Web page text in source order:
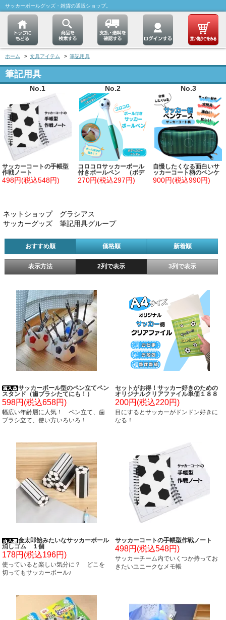
サッカーボールグッズ・雑貨の通販ショップ。
ホーム > 文具アイテム > 筆記用具
筆記用具
No.1
サッカーコートの手帳型
作戦ノート
498円(税込548円)
No.2
コロコロサッカーボール
付きボールペン （ボデ
ィカラーランダム）
270円(税込297円)
No.3
自慢したくなる面白いサ
ッカーコート柄のペンケ
ース
900円(税込990円)
ネットショップ グラシアス
サッカーグッズ 筆記用具グループ
おすすめ順 価格順 新着順
表示方法 2列で表示 3列で表示
サッカーボール型のペン立てペン
スタンド（歯ブラシたてにも！）
598円(税込658円)
幅広い年齢層に人気！ ペン立て、歯
ブラシ立て、使い方いろいろ！
セットがお得！サッカー好きのための
オリジナルクリアファイル単価１８８
円～
200円(税込220円)
目にするとサッカーがドンドン好きに
なる！
金太郎飴みたいなサッカーボール
消しゴム １個
178円(税込196円)
使っていると楽しい気分に？ どこを
切ってもサッカーボール♪
サッカーコートの手帳型作戦ノート
498円(税込548円)
サッカーチーム内でいくつか持ってお
きたいユニークなメモ帳